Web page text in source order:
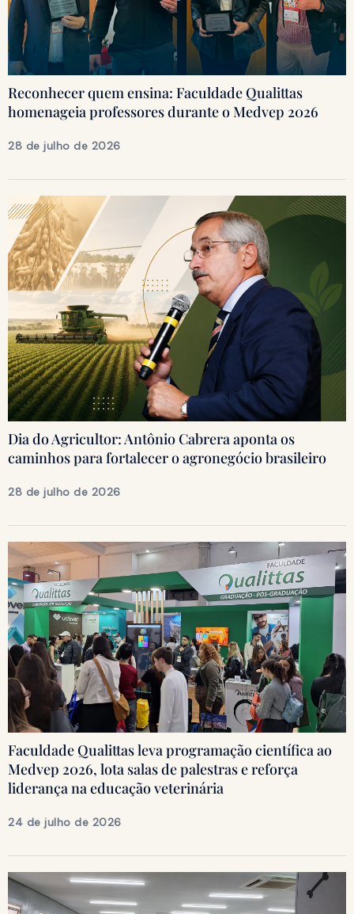
Reconhecer quem ensina: Faculdade Qualittas
homenageia professores durante o Medvep 2026
28 de julho de 2026
Dia do Agricultor: Antônio Cabrera aponta os
caminhos para fortalecer o agronegócio brasileiro
28 de julho de 2026
Faculdade Qualittas leva programação científica ao
Medvep 2026, lota salas de palestras e reforça
liderança na educação veterinária
24 de julho de 2026